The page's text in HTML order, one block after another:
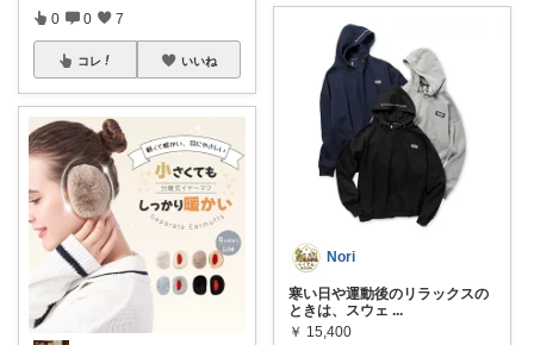
0 0 7
コレ いいね
Nori
寒い日や運動後のリラックスの
ときは、スウェ ...
￥ 15,400